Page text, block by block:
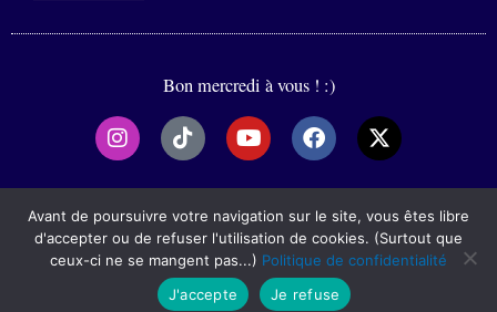
Bon mercredi à vous ! :)
I
n
s
t
a
g
r
T
i
k
t
o
k
Y
o
u
t
u
b
e
F
a
c
e
b
o
o
k
X
-
t
w
i
t
t
2020-2025
Mentions légales
Avant de poursuivre votre navigation sur le site, vous êtes libre
d'accepter ou de refuser l'utilisation de cookies. (Surtout que
ceux-ci ne se mangent pas...) Politique de confidentialité
J'accepte
Je refuse